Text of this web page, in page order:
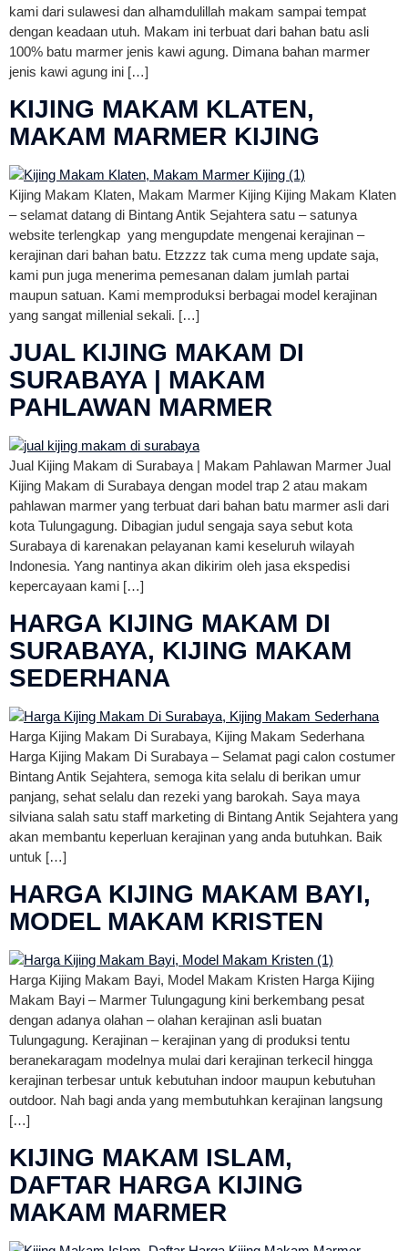
kami dari sulawesi dan alhamdulillah makam sampai tempat
dengan keadaan utuh. Makam ini terbuat dari bahan batu asli
100% batu marmer jenis kawi agung. Dimana bahan marmer
jenis kawi agung ini […]
KIJING MAKAM KLATEN,
MAKAM MARMER KIJING
Kijing Makam Klaten, Makam Marmer Kijing Kijing Makam Klaten
– selamat datang di Bintang Antik Sejahtera satu – satunya
website terlengkap yang mengupdate mengenai kerajinan –
kerajinan dari bahan batu. Etzzzz tak cuma meng update saja,
kami pun juga menerima pemesanan dalam jumlah partai
maupun satuan. Kami memproduksi berbagai model kerajinan
yang sangat millenial sekali. […]
JUAL KIJING MAKAM DI
SURABAYA | MAKAM
PAHLAWAN MARMER
Jual Kijing Makam di Surabaya | Makam Pahlawan Marmer Jual
Kijing Makam di Surabaya dengan model trap 2 atau makam
pahlawan marmer yang terbuat dari bahan batu marmer asli dari
kota Tulungagung. Dibagian judul sengaja saya sebut kota
Surabaya di karenakan pelayanan kami keseluruh wilayah
Indonesia. Yang nantinya akan dikirim oleh jasa ekspedisi
kepercayaan kami […]
HARGA KIJING MAKAM DI
SURABAYA, KIJING MAKAM
SEDERHANA
Harga Kijing Makam Di Surabaya, Kijing Makam Sederhana
Harga Kijing Makam Di Surabaya – Selamat pagi calon costumer
Bintang Antik Sejahtera, semoga kita selalu di berikan umur
panjang, sehat selalu dan rezeki yang barokah. Saya maya
silviana salah satu staff marketing di Bintang Antik Sejahtera yang
akan membantu keperluan kerajinan yang anda butuhkan. Baik
untuk […]
HARGA KIJING MAKAM BAYI,
MODEL MAKAM KRISTEN
Harga Kijing Makam Bayi, Model Makam Kristen Harga Kijing
Makam Bayi – Marmer Tulungagung kini berkembang pesat
dengan adanya olahan – olahan kerajinan asli buatan
Tulungagung. Kerajinan – kerajinan yang di produksi tentu
beranekaragam modelnya mulai dari kerajinan terkecil hingga
kerajinan terbesar untuk kebutuhan indoor maupun kebutuhan
outdoor. Nah bagi anda yang membutuhkan kerajinan langsung
[…]
KIJING MAKAM ISLAM,
DAFTAR HARGA KIJING
MAKAM MARMER